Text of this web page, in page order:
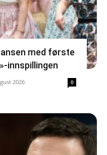
med første
innspillingen
2026 0